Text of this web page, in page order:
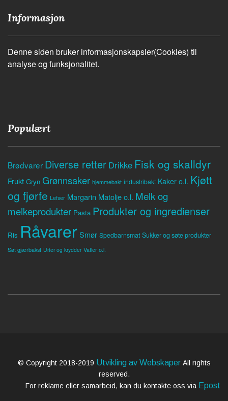
Informasjon
Denne siden bruker informasjonskapsler(Cookies) til
analyse og funksjonalitet.
Populært
Brødvarer Diverse retter Drikke Fisk og skalldyr
Frukt Gryn Grønnsaker hjemmebakt industribakt Kaker o.l. Kjøtt
og fjørfe Lefser Margarin Matolje o.l. Melk og
melkeprodukter Pasta Produkter og ingredienser
Ris RåvarerSmør Spedbarnsmat Sukker og søte produkter
Søt gjærbakst Urter og krydder Vafler o.l.
© Copyright 2018-2019 Utvikling av Webskaper All rights
reserved.
For reklame eller samarbeid, kan du kontakte oss via Epost